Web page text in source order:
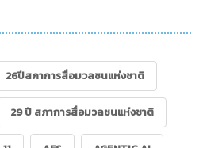
26ปีสภาการสื่อมวลชนแห่งชาติ
29 ปี สภาการสื่อมวลชนแห่งชาติ